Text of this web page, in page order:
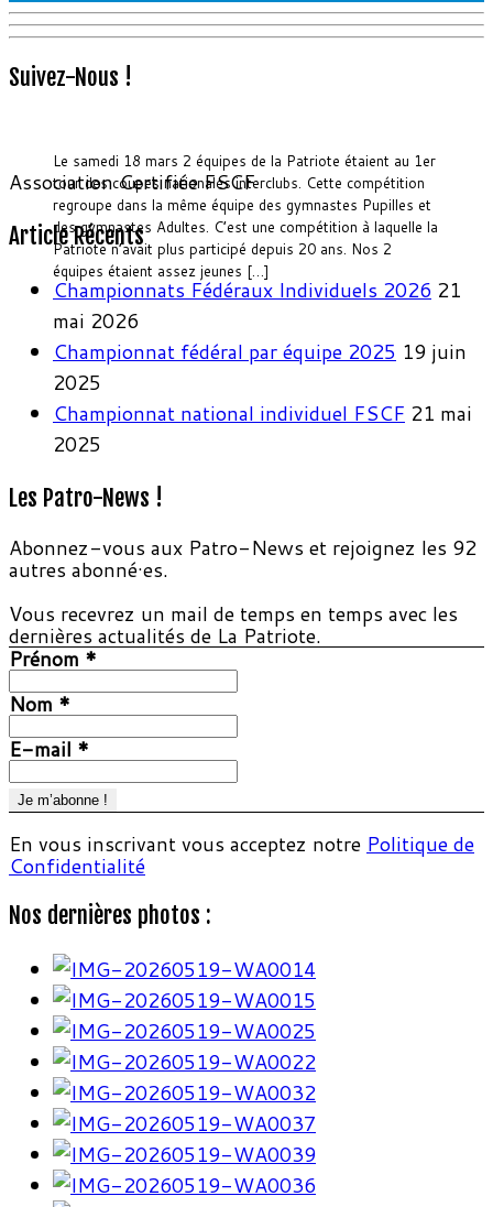
Le samedi 18 mars 2 équipes de la Patriote étaient au 1er
tour des coupes nationales interclubs. Cette compétition
regroupe dans la même équipe des gymnastes Pupilles et
des gymnastes Adultes. C’est une compétition à laquelle la
Patriote n’avait plus participé depuis 20 ans. Nos 2
équipes étaient assez jeunes […]
Suivez-Nous !
Association Certifiée FSCF
Article Récents
Championnats Fédéraux Individuels 2026 21
mai 2026
Championnat fédéral par équipe 2025 19 juin
2025
Championnat national individuel FSCF 21 mai
2025
Les Patro-News !
Abonnez-vous aux Patro-News et rejoignez les 92
autres abonné·es.
Vous recevrez un mail de temps en temps avec les
dernières actualités de La Patriote.
Prénom *
Nom *
E-mail *
En vous inscrivant vous acceptez notre Politique de
Confidentialité
Nos dernières photos :